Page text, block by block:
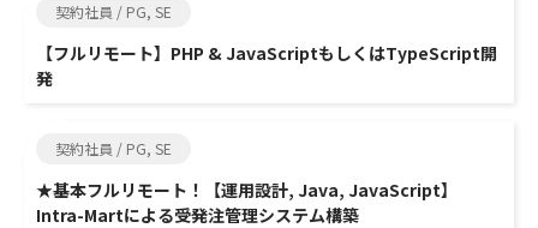
契約社員 / PG, SE
【フルリモート】PHP & JavaScriptもしくはTypeScript開
発
契約社員 / PG, SE
★基本フルリモート！【運用設計, Java, JavaScript】
Intra-Martによる受発注管理システム構築